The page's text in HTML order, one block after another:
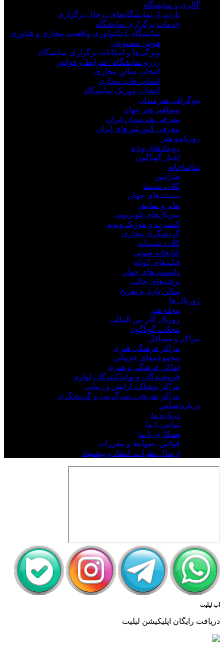
گالری و نمایشگاه
بازدید از نمایشگاه‌های درحال برگزاری
خدمات برگزاری نمایشگاه
نمایشگاه با تکنولوژی واقعیت مجازی و فناوری
هوش مصنوعی
ویژگی‌ها و امکانات برگزاری نمایشگاه
رزرو نمایشگاه / شرایط و قوانین
انتخاب سالن مجازی
انتخاب قاب مجازی
انتخاب موزیک نمایشگاه
بیوگرافی هنرمندان
مشاهیر هنر جهان
معرفی هنرمندان ایران
معرفی کیوریتورهای ایران
روزنامه هنر
رویدادهای ویژه
اخبار گوناگون
تماشاخانه
هنرآموز
کلاب سینما
مستندهای جهان
تئاتر و نمایش
سریال‌های تلویزیونی
کنسرت و موزیک ویدیو
گردشگری مجازی
کلاب شنیدانه
کتابخانه صوتی
فیلم‌های کوتاه
دانستنی‌های جهان
ترفندهای جالب
سالن بازی و تفریح
ژورنال ها
مجله هنر
ژورنال آثار بین المللی
مجلات گوناگون
مراکز و مشاغل
مراکز فرهنگی هنری
مجموعه‌های خدماتی
اماکن فرهنگی و هنری
فروشندگان و تولیدکنندگان لوازم
مراکز پوشاک، آرایش و زیبایی
مراکز تفریحی، سرگرمی و گردشگری
درباره/تماس
درباره ما
تماس با ما
همکاری با ما
قوانین، ضوابط و مقررات
ارسال نظرات، انتقاد و پیشنهاد
اَپ لیلیت
دریافت رایگان اپلیکیشن لیلیت